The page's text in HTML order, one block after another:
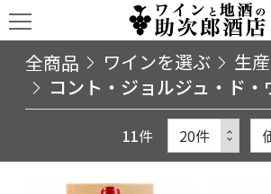
全商品 ワインを選ぶ 生
コント・ジョルジュ・ド
11件